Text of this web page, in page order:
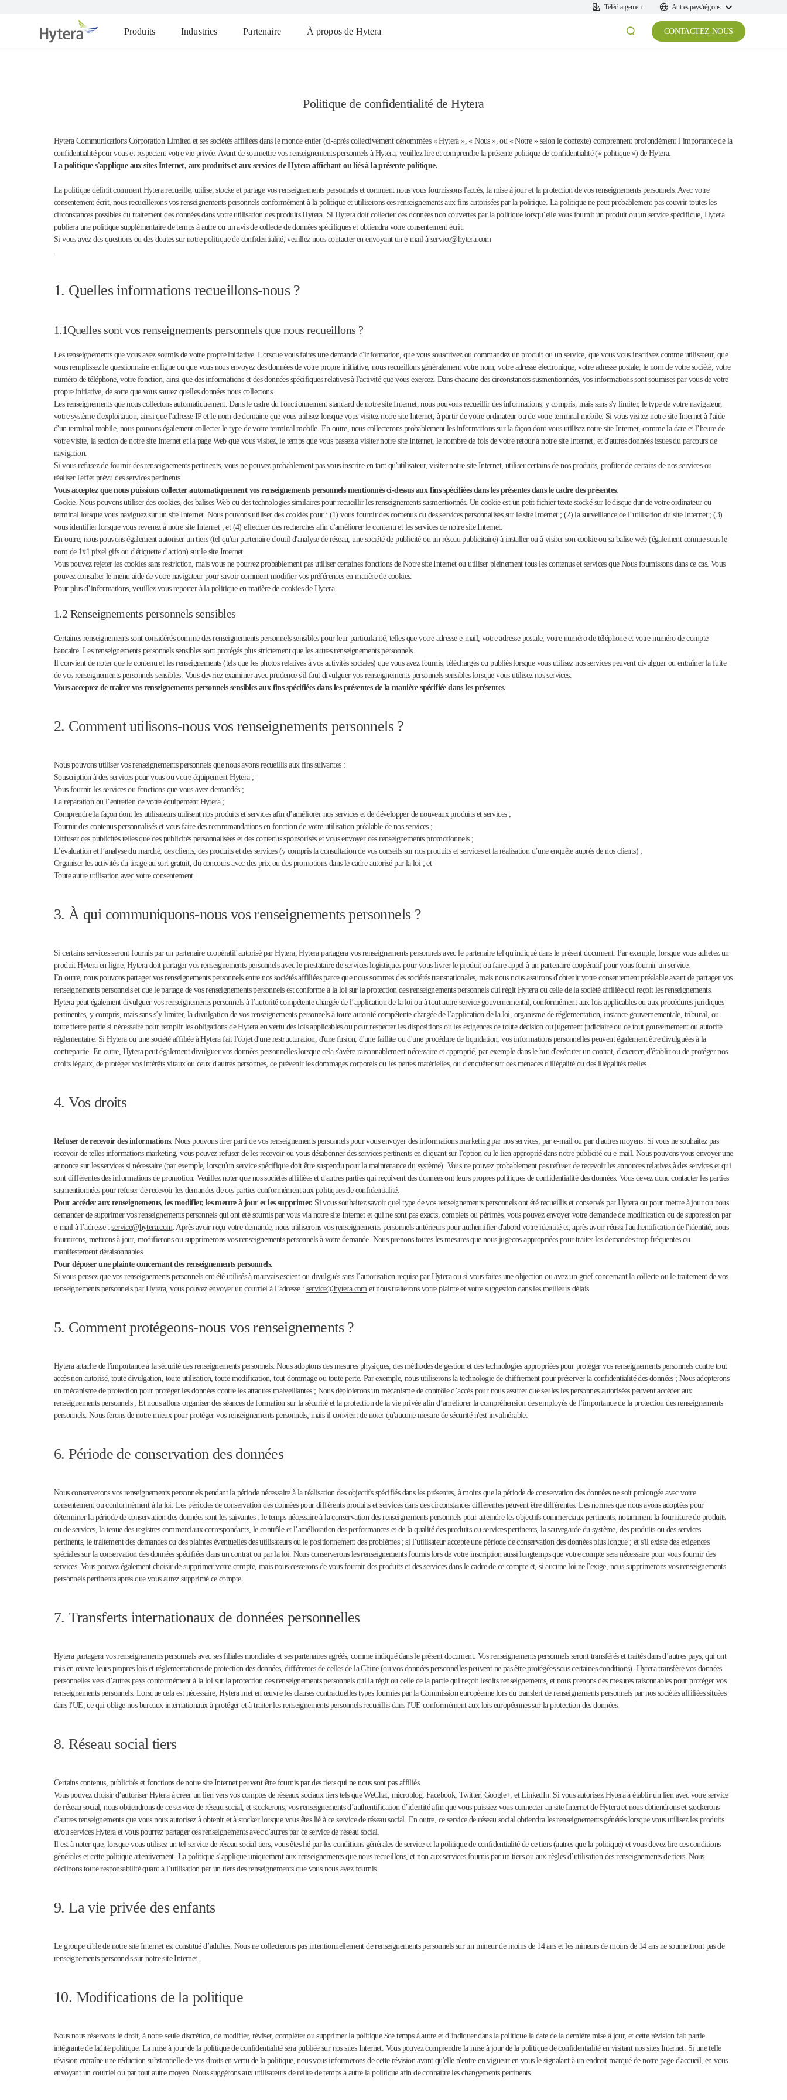
Téléchargement Autres pays/régions
Produits Industries Partenaire À propos de Hytera CONTACTEZ-NOUS
Politique de confidentialité de Hytera
Hytera Communications Corporation Limited et ses sociétés affiliées dans le monde entier (ci-après collectivement dénommées « Hytera », « Nous », ou « Notre » selon le contexte) comprennent profondément l’importance de la
confidentialité pour vous et respectent votre vie privée. Avant de soumettre vos renseignements personnels à Hytera, veuillez lire et comprendre la présente politique de confidentialité (« politique ») de Hytera.
La politique s'applique aux sites Internet, aux produits et aux services de Hytera affichant ou liés à la présente politique.
La politique définit comment Hytera recueille, utilise, stocke et partage vos renseignements personnels et comment nous vous fournissons l'accès, la mise à jour et la protection de vos renseignements personnels. Avec votre
consentement écrit, nous recueillerons vos renseignements personnels conformément à la politique et utiliserons ces renseignements aux fins autorisées par la politique. La politique ne peut probablement pas couvrir toutes les
circonstances possibles du traitement des données dans votre utilisation des produits Hytera. Si Hytera doit collecter des données non couvertes par la politique lorsqu’elle vous fournit un produit ou un service spécifique, Hytera
publiera une politique supplémentaire de temps à autre ou un avis de collecte de données spécifiques et obtiendra votre consentement écrit.
Si vous avez des questions ou des doutes sur notre politique de confidentialité, veuillez nous contacter en envoyant un e-mail à service@hytera.com
.
1. Quelles informations recueillons-nous ?
1.1Quelles sont vos renseignements personnels que nous recueillons ?
Les renseignements que vous avez soumis de votre propre initiative. Lorsque vous faites une demande d'information, que vous souscrivez ou commandez un produit ou un service, que vous vous inscrivez comme utilisateur, que
vous remplissez le questionnaire en ligne ou que vous nous envoyez des données de votre propre initiative, nous recueillons généralement votre nom, votre adresse électronique, votre adresse postale, le nom de votre société, votre
numéro de téléphone, votre fonction, ainsi que des informations et des données spécifiques relatives à l'activité que vous exercez. Dans chacune des circonstances susmentionnées, vos informations sont soumises par vous de votre
propre initiative, de sorte que vous saurez quelles données nous collectons.
Les renseignements que nous collectons automatiquement. Dans le cadre du fonctionnement standard de notre site Internet, nous pouvons recueillir des informations, y compris, mais sans s'y limiter, le type de votre navigateur,
votre système d'exploitation, ainsi que l'adresse IP et le nom de domaine que vous utilisez lorsque vous visitez notre site Internet, à partir de votre ordinateur ou de votre terminal mobile. Si vous visitez notre site Internet à l'aide
d'un terminal mobile, nous pouvons également collecter le type de votre terminal mobile. En outre, nous collecterons probablement les informations sur la façon dont vous utilisez notre site Internet, comme la date et l’heure de
votre visite, la section de notre site Internet et la page Web que vous visitez, le temps que vous passez à visiter notre site Internet, le nombre de fois de votre retour à notre site Internet, et d'autres données issues du parcours de
navigation.
Si vous refusez de fournir des renseignements pertinents, vous ne pouvez probablement pas vous inscrire en tant qu'utilisateur, visiter notre site Internet, utiliser certains de nos produits, profiter de certains de nos services ou
réaliser l'effet prévu des services pertinents.
Vous acceptez que nous puissions collecter automatiquement vos renseignements personnels mentionnés ci-dessus aux fins spécifiées dans les présentes dans le cadre des présentes.
Cookie. Nous pouvons utiliser des cookies, des balises Web ou des technologies similaires pour recueillir les renseignements susmentionnés. Un cookie est un petit fichier texte stocké sur le disque dur de votre ordinateur ou
terminal lorsque vous naviguez sur un site Internet. Nous pouvons utiliser des cookies pour : (1) vous fournir des contenus ou des services personnalisés sur le site Internet ; (2) la surveillance de l’utilisation du site Internet ; (3)
vous identifier lorsque vous revenez à notre site Internet ; et (4) effectuer des recherches afin d'améliorer le contenu et les services de notre site Internet.
En outre, nous pouvons également autoriser un tiers (tel qu'un partenaire d'outil d'analyse de réseau, une société de publicité ou un réseau publicitaire) à installer ou à visiter son cookie ou sa balise web (également connue sous le
nom de 1x1 pixel.gifs ou d'étiquette d'action) sur le site Internet.
Vous pouvez rejeter les cookies sans restriction, mais vous ne pourrez probablement pas utiliser certaines fonctions de Notre site Internet ou utiliser pleinement tous les contenus et services que Nous fournissons dans ce cas. Vous
pouvez consulter le menu aide de votre navigateur pour savoir comment modifier vos préférences en matière de cookies.
Pour plus d’informations, veuillez vous reporter à la politique en matière de cookies de Hytera.
1.2 Renseignements personnels sensibles
Certaines renseignements sont considérés comme des renseignements personnels sensibles pour leur particularité, telles que votre adresse e-mail, votre adresse postale, votre numéro de téléphone et votre numéro de compte
bancaire. Les renseignements personnels sensibles sont protégés plus strictement que les autres renseignements personnels.
Il convient de noter que le contenu et les renseignements (tels que les photos relatives à vos activités sociales) que vous avez fournis, téléchargés ou publiés lorsque vous utilisez nos services peuvent divulguer ou entraîner la fuite
de vos renseignements personnels sensibles. Vous devriez examiner avec prudence s'il faut divulguer vos renseignements personnels sensibles lorsque vous utilisez nos services.
Vous acceptez de traiter vos renseignements personnels sensibles aux fins spécifiées dans les présentes de la manière spécifiée dans les présentes.
2. Comment utilisons-nous vos renseignements personnels ?
Nous pouvons utiliser vos renseignements personnels que nous avons recueillis aux fins suivantes :
Souscription à des services pour vous ou votre équipement Hytera ;
Vous fournir les services ou fonctions que vous avez demandés ;
La réparation ou l’entretien de votre équipement Hytera ;
Comprendre la façon dont les utilisateurs utilisent nos produits et services afin d’améliorer nos services et de développer de nouveaux produits et services ;
Fournir des contenus personnalisés et vous faire des recommandations en fonction de votre utilisation préalable de nos services ;
Diffuser des publicités telles que des publicités personnalisées et des contenus sponsorisés et vous envoyer des renseignements promotionnels ;
L’évaluation et l’analyse du marché, des clients, des produits et des services (y compris la consultation de vos conseils sur nos produits et services et la réalisation d’une enquête auprès de nos clients) ;
Organiser les activités du tirage au sort gratuit, du concours avec des prix ou des promotions dans le cadre autorisé par la loi ; et
Toute autre utilisation avec votre consentement.
3. À qui communiquons-nous vos renseignements personnels ?
Si certains services seront fournis par un partenaire coopératif autorisé par Hytera, Hytera partagera vos renseignements personnels avec le partenaire tel qu'indiqué dans le présent document. Par exemple, lorsque vous achetez un
produit Hytera en ligne, Hytera doit partager vos renseignements personnels avec le prestataire de services logistiques pour vous livrer le produit ou faire appel à un partenaire coopératif pour vous fournir un service.
En outre, nous pouvons partager vos renseignements personnels entre nos sociétés affiliées parce que nous sommes des sociétés transnationales, mais nous nous assurons d'obtenir votre consentement préalable avant de partager vos
renseignements personnels et que le partage de vos renseignements personnels est conforme à la loi sur la protection des renseignements personnels qui régit Hytera ou celle de la société affiliée qui reçoit les renseignements.
Hytera peut également divulguer vos renseignements personnels à l’autorité compétente chargée de l’application de la loi ou à tout autre service gouvernemental, conformément aux lois applicables ou aux procédures juridiques
pertinentes, y compris, mais sans s’y limiter, la divulgation de vos renseignements personnels à toute autorité compétente chargée de l’application de la loi, organisme de réglementation, instance gouvernementale, tribunal, ou
toute tierce partie si nécessaire pour remplir les obligations de Hytera en vertu des lois applicables ou pour respecter les dispositions ou les exigences de toute décision ou jugement judiciaire ou de tout gouvernement ou autorité
réglementaire. Si Hytera ou une société affiliée à Hytera fait l'objet d'une restructuration, d'une fusion, d'une faillite ou d'une procédure de liquidation, vos informations personnelles peuvent également être divulguées à la
contrepartie. En outre, Hytera peut également divulguer vos données personnelles lorsque cela s'avère raisonnablement nécessaire et approprié, par exemple dans le but d'exécuter un contrat, d'exercer, d'établir ou de protéger nos
droits légaux, de protéger vos intérêts vitaux ou ceux d'autres personnes, de prévenir les dommages corporels ou les pertes matérielles, ou d'enquêter sur des menaces d'illégalité ou des illégalités réelles.
4. Vos droits
Refuser de recevoir des informations.Nous pouvons tirer parti de vos renseignements personnels pour vous envoyer des informations marketing par nos services, par e-mail ou par d'autres moyens. Si vous ne souhaitez pas
recevoir de telles informations marketing, vous pouvez refuser de les recevoir ou vous désabonner des services pertinents en cliquant sur l'option ou le lien approprié dans notre publicité ou e-mail. Nous pouvons vous envoyer une
annonce sur les services si nécessaire (par exemple, lorsqu'un service spécifique doit être suspendu pour la maintenance du système). Vous ne pouvez probablement pas refuser de recevoir les annonces relatives à des services et qui
sont différentes des informations de promotion. Veuillez noter que nos sociétés affiliées et d'autres parties qui reçoivent des données ont leurs propres politiques de confidentialité des données. Vous devez donc contacter les parties
susmentionnées pour refuser de recevoir les demandes de ces parties conformément aux politiques de confidentialité.
Pour accéder aux renseignements, les modifier, les mettre à jour et les supprimer. Si vous souhaitez savoir quel type de vos renseignements personnels ont été recueillis et conservés par Hytera ou pour mettre à jour ou nous
demander de supprimer vos renseignements personnels qui ont été soumis par vous via notre site Internet et qui ne sont pas exacts, complets ou périmés, vous pouvez envoyer votre demande de modification ou de suppression par
e-mail à l’adresse :service@hytera.com. Après avoir reçu votre demande, nous utiliserons vos renseignements personnels antérieurs pour authentifier d'abord votre identité et, après avoir réussi l'authentification de l'identité, nous
fournirons, mettrons à jour, modifierons ou supprimerons vos renseignements personnels à votre demande. Nous prenons toutes les mesures que nous jugeons appropriées pour traiter les demandes trop fréquentes ou
manifestement déraisonnables.
Pour déposer une plainte concernant des renseignements personnels.
Si vous pensez que vos renseignements personnels ont été utilisés à mauvais escient ou divulgués sans l’autorisation requise par Hytera ou si vous faites une objection ou avez un grief concernant la collecte ou le traitement de vos
renseignements personnels par Hytera, vous pouvez envoyer un courriel à l’adresse : service@hytera.comet nous traiterons votre plainte et votre suggestion dans les meilleurs délais.
5. Comment protégeons-nous vos renseignements ?
Hytera attache de l'importance à la sécurité des renseignements personnels. Nous adoptons des mesures physiques, des méthodes de gestion et des technologies appropriées pour protéger vos renseignements personnels contre tout
accès non autorisé, toute divulgation, toute utilisation, toute modification, tout dommage ou toute perte. Par exemple, nous utiliserons la technologie de chiffrement pour préserver la confidentialité des données ; Nous adopterons
un mécanisme de protection pour protéger les données contre les attaques malveillantes ; Nous déploierons un mécanisme de contrôle d’accès pour nous assurer que seules les personnes autorisées peuvent accéder aux
renseignements personnels ; Et nous allons organiser des séances de formation sur la sécurité et la protection de la vie privée afin d’améliorer la compréhension des employés de l’importance de la protection des renseignements
personnels. Nous ferons de notre mieux pour protéger vos renseignements personnels, mais il convient de noter qu'aucune mesure de sécurité n'est invulnérable.
6. Période de conservation des données
Nous conserverons vos renseignements personnels pendant la période nécessaire à la réalisation des objectifs spécifiés dans les présentes, à moins que la période de conservation des données ne soit prolongée avec votre
consentement ou conformément à la loi. Les périodes de conservation des données pour différents produits et services dans des circonstances différentes peuvent être différentes. Les normes que nous avons adoptées pour
déterminer la période de conservation des données sont les suivantes : le temps nécessaire à la conservation des renseignements personnels pour atteindre les objectifs commerciaux pertinents, notamment la fourniture de produits
ou de services, la tenue des registres commerciaux correspondants, le contrôle et l’amélioration des performances et de la qualité des produits ou services pertinents, la sauvegarde du système, des produits ou des services
pertinents, le traitement des demandes ou des plaintes éventuelles des utilisateurs ou le positionnement des problèmes ; si l’utilisateur accepte une période de conservation des données plus longue ; et s'il existe des exigences
spéciales sur la conservation des données spécifiées dans un contrat ou par la loi. Nous conserverons les renseignements fournis lors de votre inscription aussi longtemps que votre compte sera nécessaire pour vous fournir des
services. Vous pouvez également choisir de supprimer votre compte, mais nous cesserons de vous fournir des produits et des services dans le cadre de ce compte et, si aucune loi ne l'exige, nous supprimerons vos renseignements
personnels pertinents après que vous aurez supprimé ce compte.
7. Transferts internationaux de données personnelles
Hytera partagera vos renseignements personnels avec ses filiales mondiales et ses partenaires agréés, comme indiqué dans le présent document. Vos renseignements personnels seront transférés et traités dans d’autres pays, qui ont
mis en œuvre leurs propres lois et réglementations de protection des données, différentes de celles de la Chine (ou vos données personnelles peuvent ne pas être protégées sous certaines conditions). Hytera transfère vos données
personnelles vers d’autres pays conformément à la loi sur la protection des renseignements personnels qui la régit ou celle de la partie qui reçoit lesdits renseignements, et nous prenons des mesures raisonnables pour protéger vos
renseignements personnels. Lorsque cela est nécessaire, Hytera met en œuvre les clauses contractuelles types fournies par la Commission européenne lors du transfert de renseignements personnels par nos sociétés affiliées situées
dans l'UE, ce qui oblige nos bureaux internationaux à protéger et à traiter les renseignements personnels recueillis dans l'UE conformément aux lois européennes sur la protection des données.
8. Réseau social tiers
Certains contenus, publicités et fonctions de notre site Internet peuvent être fournis par des tiers qui ne nous sont pas affiliés.
Vous pouvez choisir d’autoriser Hytera à créer un lien vers vos comptes de réseaux sociaux tiers tels que WeChat, microblog, Facebook, Twitter, Google+, et LinkedIn. Si vous autorisez Hytera à établir un lien avec votre service
de réseau social, nous obtiendrons de ce service de réseau social, et stockerons, vos renseignements d’authentification d’identité afin que vous puissiez vous connecter au site Internet de Hytera et nous obtiendrons et stockerons
d'autres renseignements que vous nous autorisez à obtenir et à stocker lorsque vous êtes lié à ce service de réseau social. En outre, ce service de réseau social obtiendra les renseignements générés lorsque vous utilisez les produits
et/ou services Hytera et vous pourrez partager ces renseignements avec d'autres par ce service de réseau social.
Il est à noter que, lorsque vous utilisez un tel service de réseau social tiers, vous êtes lié par les conditions générales de service et la politique de confidentialité de ce tiers (autres que la politique) et vous devez lire ces conditions
générales et cette politique attentivement. La politique s’applique uniquement aux renseignements que nous recueillons, et non aux services fournis par un tiers ou aux règles d’utilisation des renseignements de tiers. Nous
déclinons toute responsabilité quant à l’utilisation par un tiers des renseignements que vous nous avez fournis.
9. La vie privée des enfants
Le groupe cible de notre site Internet est constitué d’adultes. Nous ne collecterons pas intentionnellement de renseignements personnels sur un mineur de moins de 14 ans et les mineurs de moins de 14 ans ne soumettront pas de
renseignements personnels sur notre site Internet.
10. Modifications de la politique
Nous nous réservons le droit, à notre seule discrétion, de modifier, réviser, compléter ou supprimer la politique $de temps à autre et d’indiquer dans la politique la date de la dernière mise à jour, et cette révision fait partie
intégrante de ladite politique. La mise à jour de la politique de confidentialité sera publiée sur nos sites Internet. Vous pouvez comprendre la mise à jour de la politique de confidentialité en visitant nos sites Internet. Si une telle
révision entraîne une réduction substantielle de vos droits en vertu de la politique, nous vous informerons de cette révision avant qu'elle n'entre en vigueur en vous le signalant à un endroit marqué de notre page d'accueil, en vous
envoyant un courriel ou par tout autre moyen. Nous suggérons aux utilisateurs de relire de temps à autre la politique afin de connaître les changements pertinents.